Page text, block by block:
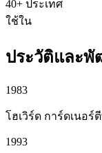
40+ ประเทศ
ใช้ใน
ประวัติและพั
1983
โฮเวิร์ด การ์ดเนอร์
1993